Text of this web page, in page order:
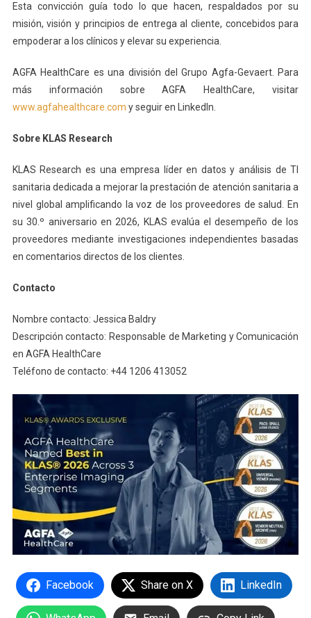
Esta convicción guía todo lo que hacen, respaldados por su
misión, visión y principios de entrega al cliente, concebidos para
empoderar a los clínicos y elevar su experiencia.
AGFA HealthCare es una división del Grupo Agfa-Gevaert. Para
más información sobre AGFA HealthCare, visitar
www.agfahealthcare.com y seguir en LinkedIn.
Sobre KLAS Research
KLAS Research es una empresa líder en datos y análisis de TI
sanitaria dedicada a mejorar la prestación de atención sanitaria a
nivel global amplificando la voz de los proveedores de salud. En
su 30.º aniversario en 2026, KLAS evalúa el desempeño de los
proveedores mediante investigaciones independientes basadas
en comentarios directos de los clientes.
Contacto
Nombre contacto: Jessica Baldry
Descripción contacto: Responsable de Marketing y Comunicación
en AGFA HealthCare
Teléfono de contacto: +44 1206 413052
Facebook Share on X LinkedIn